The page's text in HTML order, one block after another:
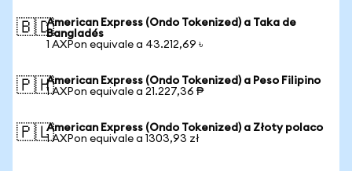
🇧🇩American Express (Ondo Tokenized) a Taka de
Bangladés
1 AXPon equivale a 43.212,69 ৳
🇵🇭American Express (Ondo Tokenized) a Peso Filipino
1 AXPon equivale a 21.227,36 ₱
🇵🇱American Express (Ondo Tokenized) a Złoty polaco
1 AXPon equivale a 1303,93 zł